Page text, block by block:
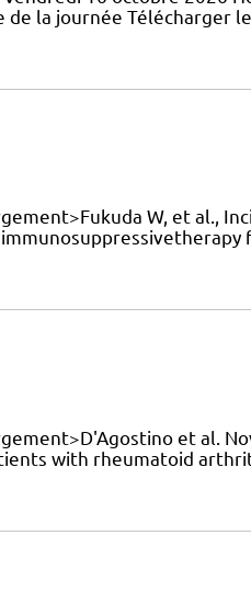
la journée Télécharger
W, et al.,
et al.
with rheumatoid